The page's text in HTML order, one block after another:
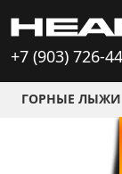
+7 (903) 726-
ГОРНЫЕ ЛЫЖИ